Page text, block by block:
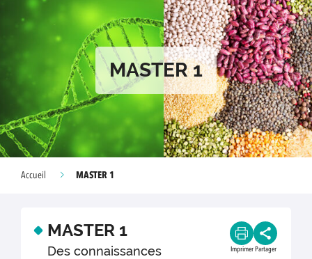
MASTER 1
Accueil MASTER 1
MASTER 1
Des connaissances
Imprimer Partager